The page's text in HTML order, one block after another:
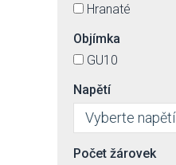
Hranaté
Objímka
GU10
Napětí
Vyberte napětí
Počet žárovek